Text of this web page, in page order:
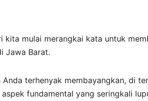
kita mulai merangkai kata untuk
Jawa Barat.
Anda terhenyak membayangkan, di
aspek fundamental yang seringkali